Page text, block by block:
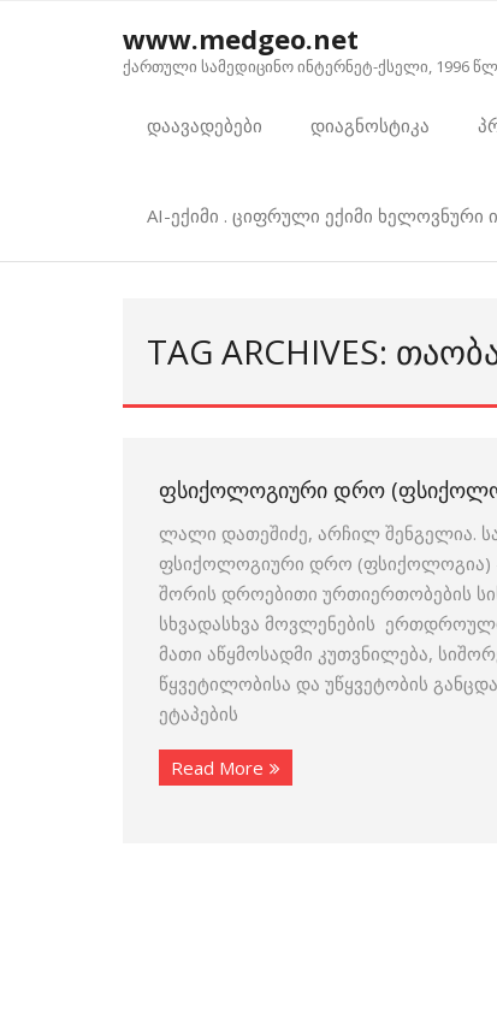
www.medgeo.net
ქართული სამედიცინო ინტერნეტ-ქსელი, 1996
დაავადებები დიაგნოსტიკა
AI-ექიმი . ციფრული ექიმი
TAG ARCHIVES:
ᲤᲡᲘᲥᲝᲚᲝᲒᲘᲣᲠᲘ ᲓᲠᲝ
ლალი დათეშიძე, არჩილ შენგელია.
ფსიქოლოგიური დრო (ფსიქოლოგია) –
შორის დროებითი ურთიერთობების
სხვადასხვა მოვლენების
მათი აწყმოსადმი კუთვნილება,
წყვეტილობისა და უწყვეტობის
ეტაპების
Read More